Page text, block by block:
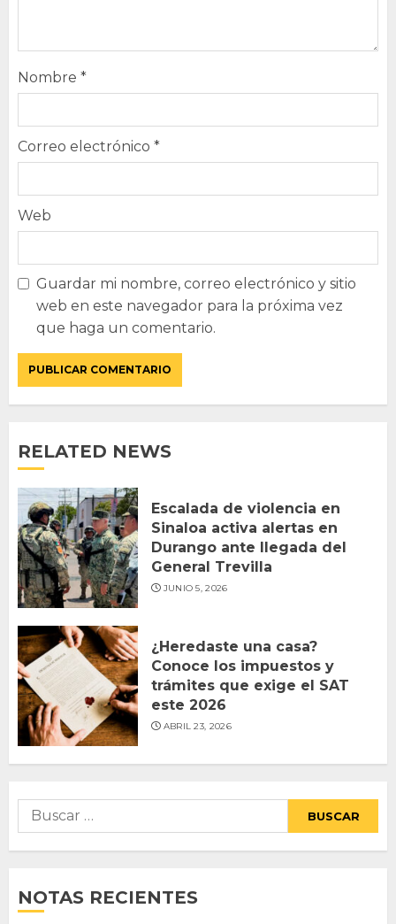
Nombre *
Correo electrónico *
Web
Guardar mi nombre, correo electrónico y sitio
web en este navegador para la próxima vez
que haga un comentario.
RELATED NEWS
Escalada de violencia en
Sinaloa activa alertas en
Durango ante llegada del
General Trevilla
JUNIO 5, 2026
¿Heredaste una casa?
Conoce los impuestos y
trámites que exige el SAT
este 2026
ABRIL 23, 2026
Buscar:
NOTAS RECIENTES